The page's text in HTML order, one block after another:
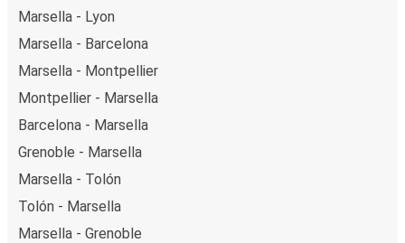
Marsella - Lyon
Marsella - Barcelona
Marsella - Montpellier
Montpellier - Marsella
Barcelona - Marsella
Grenoble - Marsella
Marsella - Tolón
Tolón - Marsella
Marsella - Grenoble